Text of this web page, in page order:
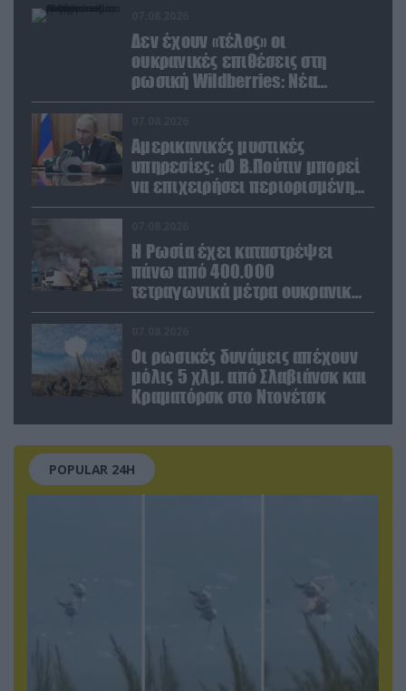
Δεν έχουν «τέλος» οι
ουκρανικές επιθέσεις στη
ρωσική Wildberries: Νέα
πλήγματα σε εγκαταστάσεις στα
Αμερικανικές μυστικές
υπηρεσίες: «Ο Β.Πούτιν μπορεί
να επιχειρήσει περιορισμένη
στρατιωτική επιχείρηση στην
Η Ρωσία έχει καταστρέψει
πάνω από 400.000
τετραγωνικά μέτρα ουκρανικών
εγκαταστάσεων τον Ιούλιο
Οι ρωσικές δυνάμεις απέχουν
μόλις 5 χλμ. από Σλαβιάνσκ και
Κραματόρσκ στο Ντονέτσκ
POPULAR 24H